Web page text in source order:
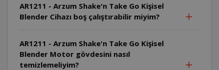
AR1211 - Arzum Shake'n Take Go Kişisel
Blender Cihazı boş çalıştırabilir miyim?
AR1211 - Arzum Shake'n Take Go Kişisel
Blender Motor gövdesini nasıl
temizlemeliyim?